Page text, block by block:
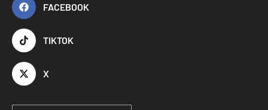
FACEBOOK
TIKTOK
X